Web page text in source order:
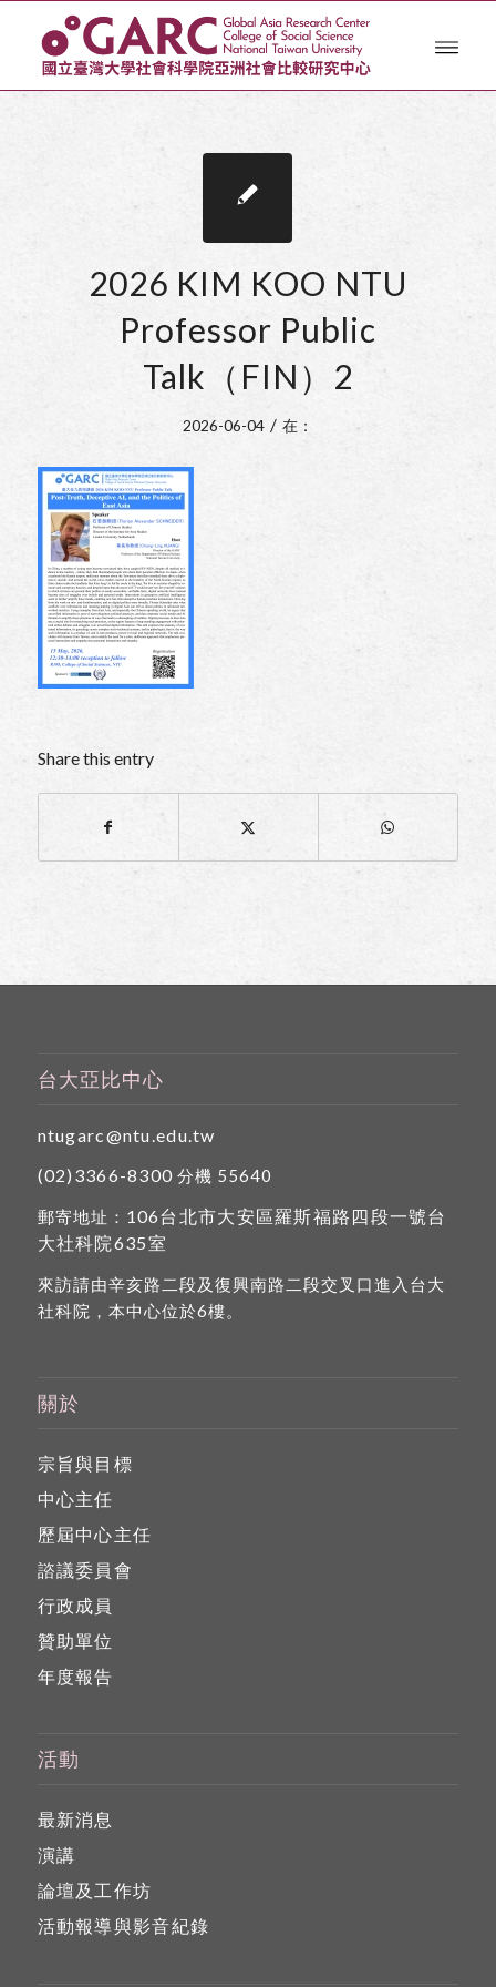
2026 KIM KOO NTU
Professor Public
Talk（FIN）2
2026-06-04 / 在：
Share this entry
台大亞比中心
ntugarc@ntu.edu.tw
(02)3366-8300 分機 55640
郵寄地址： 106台北市大安區羅斯福路四段一號台
大社科院635室
來訪請由辛亥路二段及復興南路二段交叉口進入台大
社科院，本中心位於6樓。
關於
宗旨與目標
中心主任
歷屆中心主任
諮議委員會
行政成員
贊助單位
年度報告
活動
最新消息
演講
論壇及工作坊
活動報導與影音紀錄